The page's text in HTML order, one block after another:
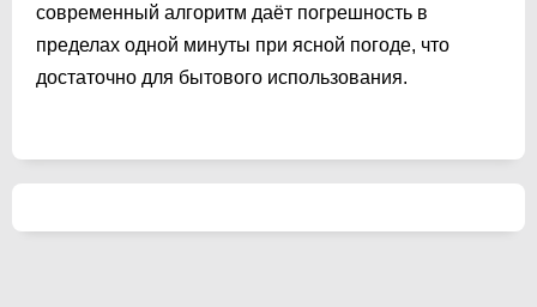
современный алгоритм даёт погрешность в
пределах одной минуты при ясной погоде, что
достаточно для бытового использования.